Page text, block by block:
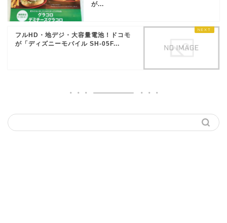
が...
フルHD・地デジ・大容量電池！ドコモ
が「ディズニーモバイル SH-05F...